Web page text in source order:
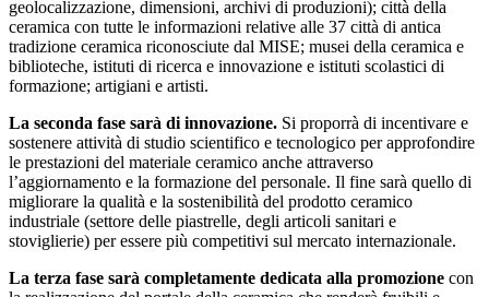
geolocalizzazione, dimensioni, archivi di produzioni); città della
ceramica con tutte le informazioni relative alle 37 città di antica
tradizione ceramica riconosciute dal MISE; musei della ceramica e
biblioteche, istituti di ricerca e innovazione e istituti scolastici di
formazione; artigiani e artisti.
La seconda fase sarà di innovazione. Si proporrà di incentivare e
sostenere attività di studio scientifico e tecnologico per approfondire
le prestazioni del materiale ceramico anche attraverso
l’aggiornamento e la formazione del personale. Il fine sarà quello di
migliorare la qualità e la sostenibilità del prodotto ceramico
industriale (settore delle piastrelle, degli articoli sanitari e
stoviglierie) per essere più competitivi sul mercato internazionale.
La terza fase sarà completamente dedicata alla promozione con